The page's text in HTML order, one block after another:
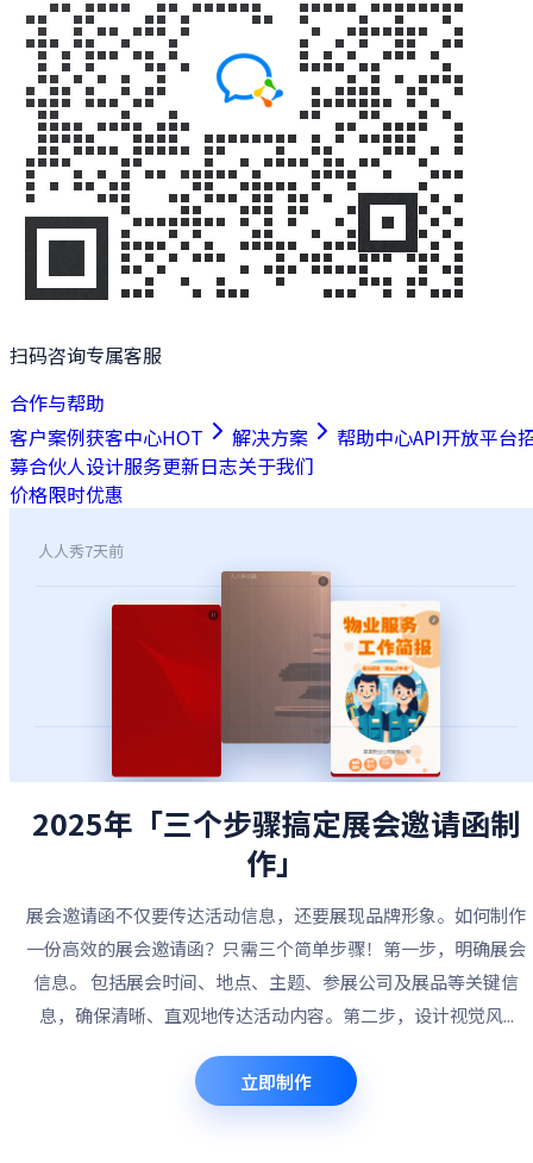
扫码咨询专属客服
合作与帮助
客户案例获客中心HOT 解决方案 帮助中心API开放平台
募合伙人设计服务更新日志关于我们
价格限时优惠
人人秀7天前
2025年「三个步骤搞定展会邀请函制
作」
展会邀请函不仅要传达活动信息，还要展现品牌形象。如何制作
一份高效的展会邀请函？只需三个简单步骤！第一步，明确展会
信息。 包括展会时间、地点、主题、参展公司及展品等关键信
息，确保清晰、直观地传达活动内容。第二步，设计视觉风...
立即制作